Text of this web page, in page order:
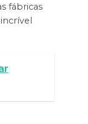
fábricas